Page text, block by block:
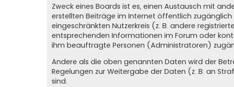
Zweck eines Boards ist es, einen Austausch mit
erstellten Beiträge im Internet öffentlich
eingeschränkten Nutzerkreis (z. B. andere
entsprechenden Informationen im Forum oder
ihm beauftragte Personen (Administratoren)
Andere als die oben genannten Daten wird der
Regelungen zur Weitergabe der Daten (z. B. an
sind.